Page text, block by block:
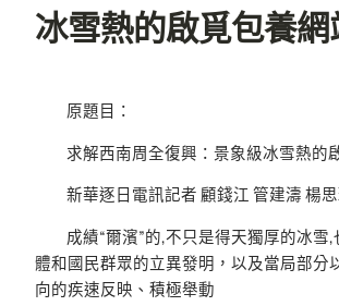
冰雪熱的啟覓包養網
原題目：
求解西南周全復興：景象級冰雪熱的
新華逐日電訊記者 顧錢江 管建濤 楊
成績“爾濱”的,不只是得天獨厚的冰雪
體和國民群眾的立異發明，以及當局部分
向的疾速反映、積極舉動